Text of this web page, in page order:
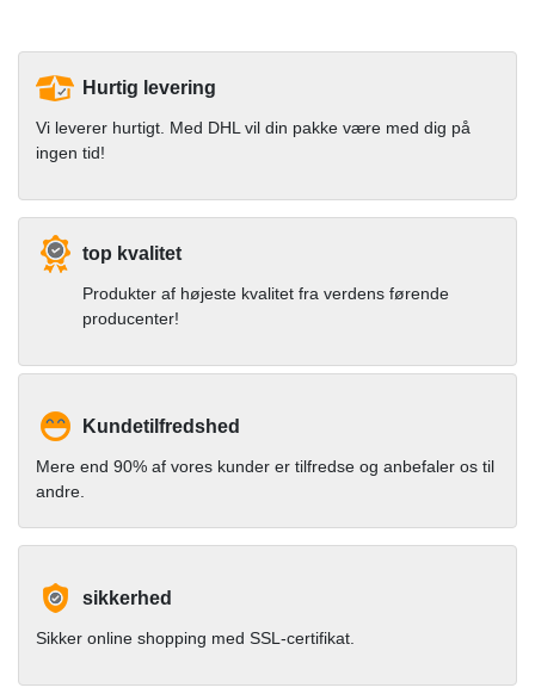
Hurtig levering
Vi leverer hurtigt. Med DHL vil din pakke være med dig på
ingen tid!
top kvalitet
Produkter af højeste kvalitet fra verdens førende
producenter!
Kundetilfredshed
Mere end 90% af vores kunder er tilfredse og anbefaler os til
andre.
sikkerhed
Sikker online shopping med SSL-certifikat.